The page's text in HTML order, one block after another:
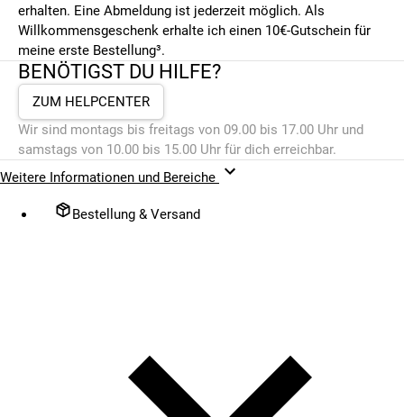
erhalten. Eine Abmeldung ist jederzeit möglich. Als
Willkommensgeschenk erhalte ich einen 10€-Gutschein für
meine erste Bestellung³.
BENÖTIGST DU HILFE?
ZUM HELPCENTER
Wir sind montags bis freitags von 09.00 bis 17.00 Uhr und
samstags von 10.00 bis 15.00 Uhr für dich erreichbar.
Weitere Informationen und Bereiche
Bestellung & Versand